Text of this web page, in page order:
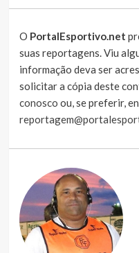
O PortalEsportivo.net
suas reportagens. Viu
informação deva ser
solicitar a cópia deste
conosco ou, se preferir,